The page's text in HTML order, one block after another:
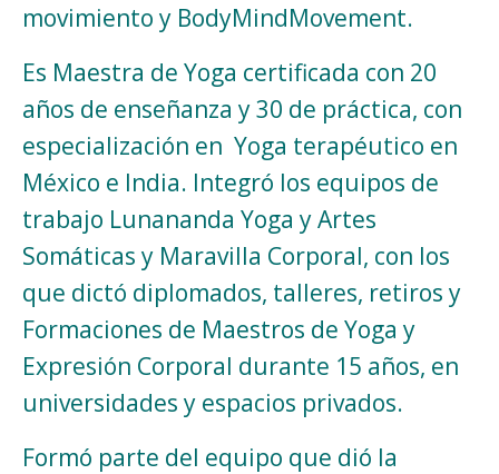
movimiento y BodyMindMovement.
Es Maestra de Yoga certificada con 20
años de enseñanza y 30 de práctica, con
especialización en Yoga terapéutico en
México e India. Integró los equipos de
trabajo Lunananda Yoga y Artes
Somáticas y Maravilla Corporal, con los
que dictó diplomados, talleres, retiros y
Formaciones de Maestros de Yoga y
Expresión Corporal durante 15 años, en
universidades y espacios privados.
Formó parte del equipo que dió la